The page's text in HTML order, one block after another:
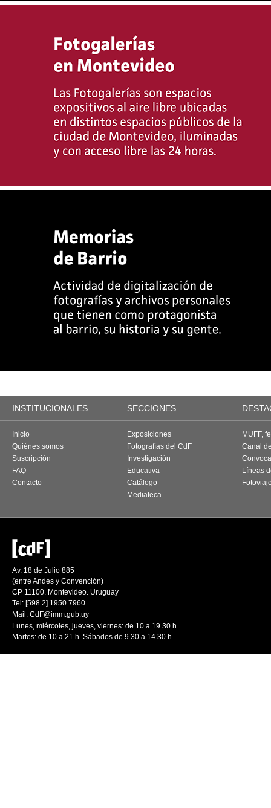
INSTITUCIONALES SECCIONES
Inicio
Quiénes somos
Suscripción
FAQ
Contacto
Exposiciones
Fotografías del CdF
Investigación
Educativa
Catálogo
Mediateca
MUFF,
Canal
Líneas
Av. 18 de Julio 885
(entre Andes y Convención)
CP 11100. Montevideo. Uruguay
Tel: [598 2] 1950 7960
Mail: CdF@imm.gub.uy
Lunes, miércoles, jueves, viernes: de 10 a 19.30 h.
Martes: de 10 a 21 h. Sábados de 9.30 a 14.30 h.